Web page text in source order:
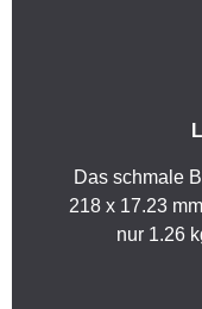
Das schmale
218 x 17.23
nur 1.26